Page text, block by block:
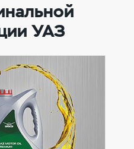
УАЗ